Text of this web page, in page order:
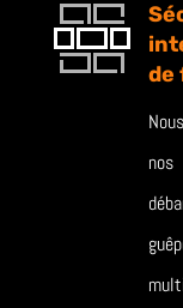
de